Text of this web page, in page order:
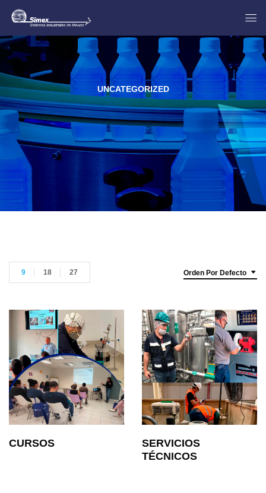
UNCATEGORIZED
Orden Por Defecto
9 18 27
CURSOS
SERVICIOS
TÉCNICOS